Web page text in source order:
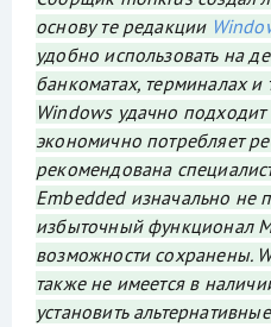
основу те редакции
удобно использовать на
банкоматах, терминалах и
Windows удачно
экономично потребляет
рекомендована
Embedded изначально не
избыточный функционал
возможности сохранены.
также не имеется в
установить